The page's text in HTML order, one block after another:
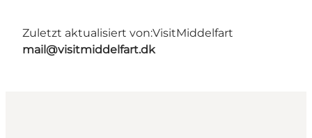
Zuletzt aktualisiert von:VisitMiddelfart
mail@visitmiddelfart.dk